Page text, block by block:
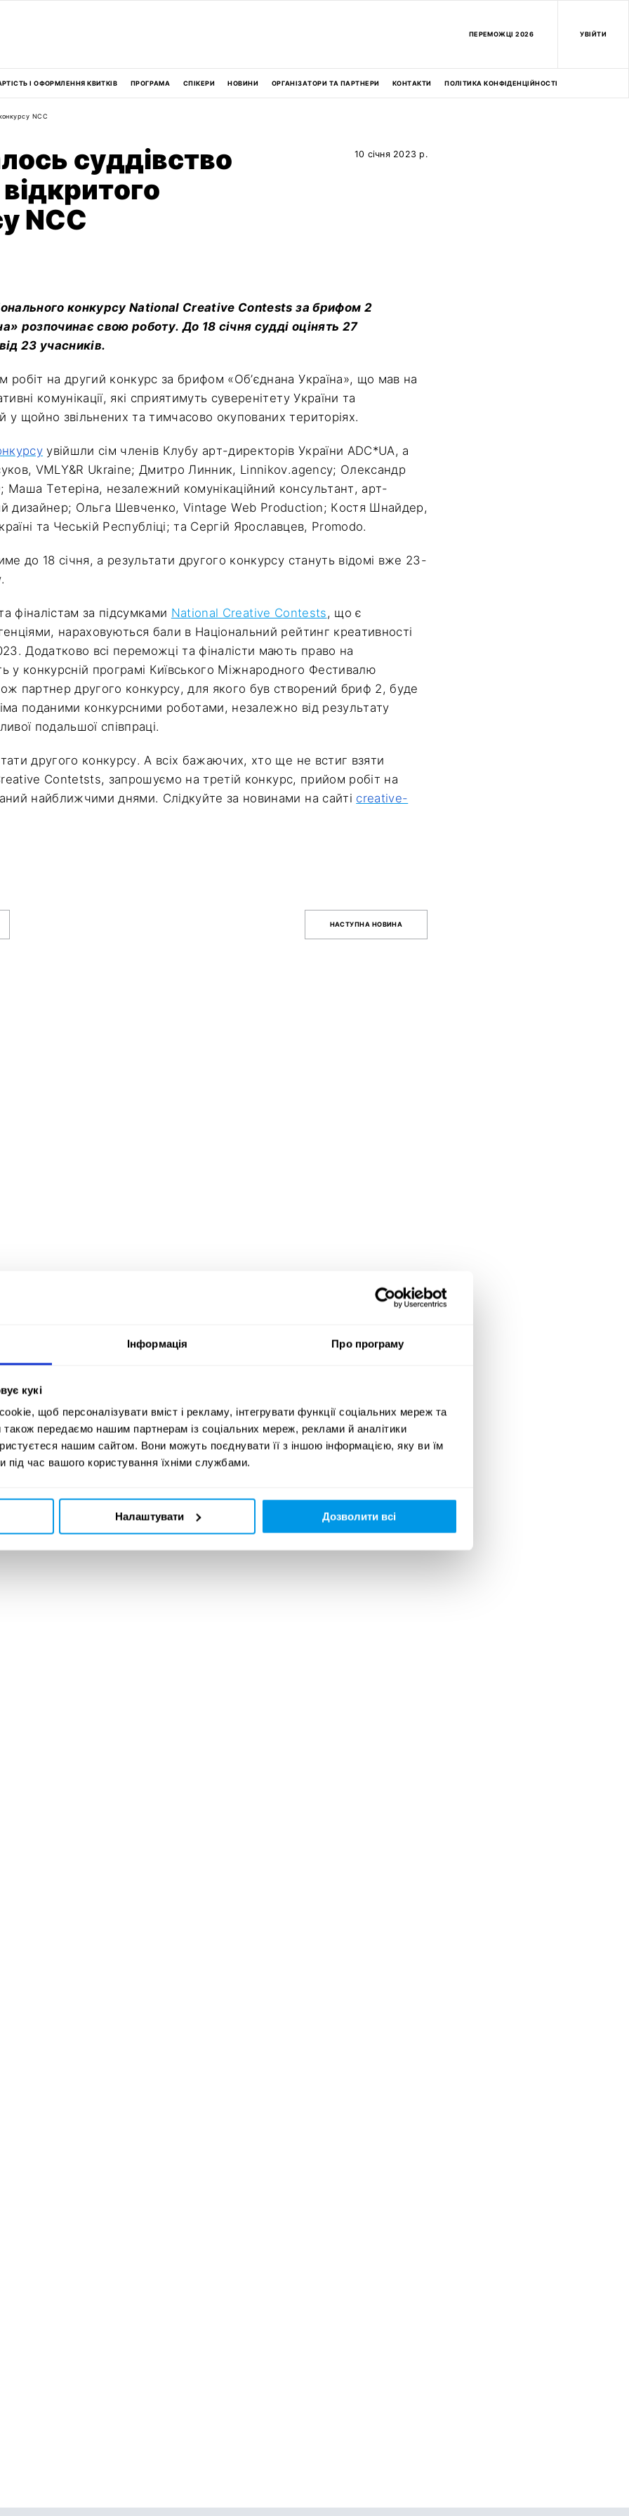
Інформація Про програму
кукі
щоб персоналізувати вміст і рекламу, інтегрувати функції соціальних мереж та
передаємо нашим партнерам із соціальних мереж, реклами й аналітики
нашим сайтом. Вони можуть поєднувати її з іншою інформацією, яку ви їм
під час вашого користування їхніми службами.
Налаштувати Дозволити всі
ПEРЕМОЖЦІ 2026 УВІЙТИ
І ОФОРМЛЕННЯ КВИТКІВ ПРОГРАМА СПІКЕРИ НОВИНИ ОРГАНІЗАТОРИ ТА ПАРТНЕРИ КОНТАКТИ ПОЛІТИКА КОНФІДЕНЦІЙНОСТІ
NCC
суддівство
NCC
10 січня 2023 р.
конкурсу National Creative Contests за брифом 2
розпочинає свою роботу. До 18 січня судді оцінять 27
23 учасників.
робіт на другий конкурс за брифом «Об’єднана Україна», що мав на
комунікації, які сприятимуть суверенітету України та
у щойно звільнених та тимчасово окупованих територіях.
увійшли сім членів Клубу арт-директорів України ADC*UA, а
VMLY&R Ukraine; Дмитро Линник, Linnikov.agency; Олександр
Маша Тетеріна, незалежний комунікаційний консультант, арт-
дизайнер; Ольга Шевченко, Vintage Web Production; Костя Шнайдер,
та Чеській Республіці; та Сергій Ярославцев, Promodo.
до 18 січня, а результати другого конкурсу стануть відомі вже 23-
фіналістам за підсумками National Creative Contests, що є
нараховуються бали в Національний рейтинг креативності
Додатково всі переможці та фіналісти мають право на
у конкурсній програмі Київського Міжнародного Фестивалю
партнер другого конкурсу, для якого був створений бриф 2, буде
поданими конкурсними роботами, незалежно від результату
подальшої співпраці.
другого конкурсу. А всіх бажаючих, хто ще не встиг взяти
Contetsts, запрошуємо на третій конкурс, прийом робіт на
найближчими днями. Слідкуйте за новинами на сайті creative-
НАСТУПНА НОВИНА